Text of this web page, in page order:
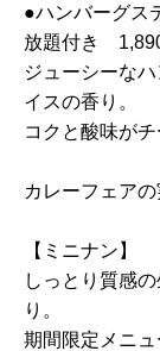
●ハンバーグス
放題付き
ジューシーな
イスの香り。
コクと酸味が
カレーフェア
【ミニナン】
しっとり質感
り。
期間限定メニ